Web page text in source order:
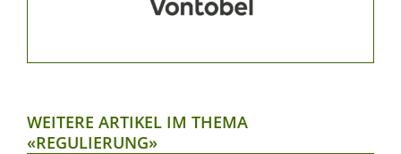
WEITERE ARTIKEL IM THEMA
«REGULIERUNG»